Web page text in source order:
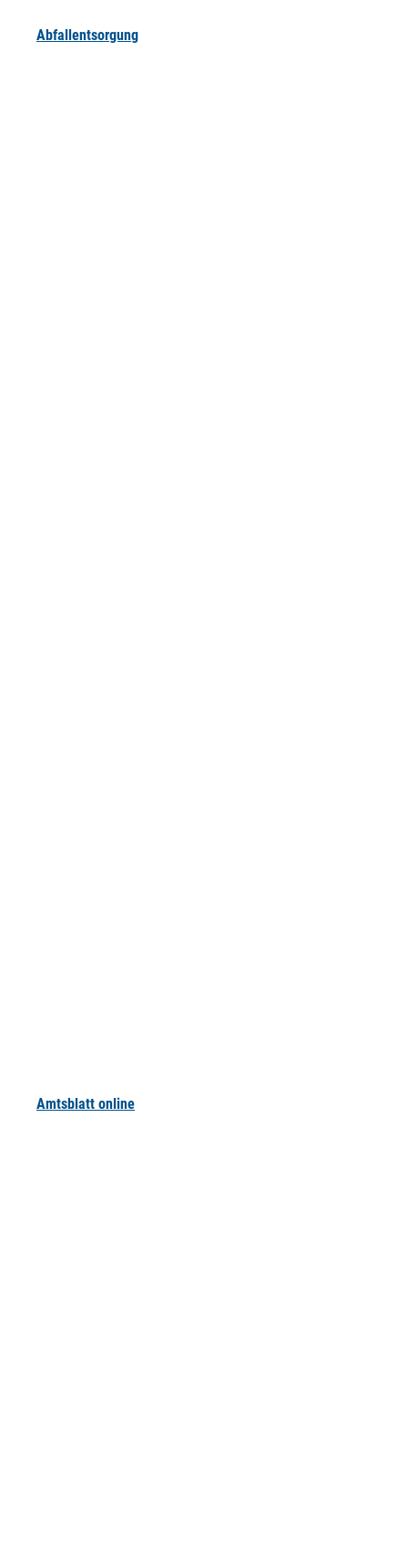
Abfallentsorgung
Amtsblatt online